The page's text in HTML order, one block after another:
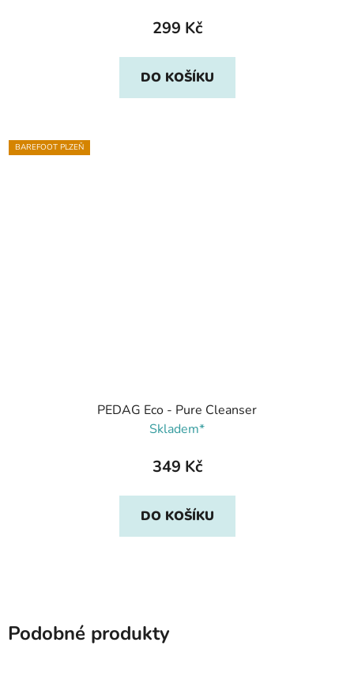
299 Kč
DO KOŠÍKU
BAREFOOT PLZEŇ
PEDAG Eco - Pure Cleanser
Skladem*
349 Kč
DO KOŠÍKU
Podobné produkty